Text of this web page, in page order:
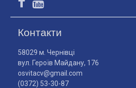
Контакти
58029 м. Чернівці
вул. Героїв Майдану, 176
osvitacv@gmail.com
(0372) 53-30-87